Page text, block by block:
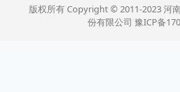
版权所有 Copyright © 2011-2023 河
份有限公司 豫ICP备